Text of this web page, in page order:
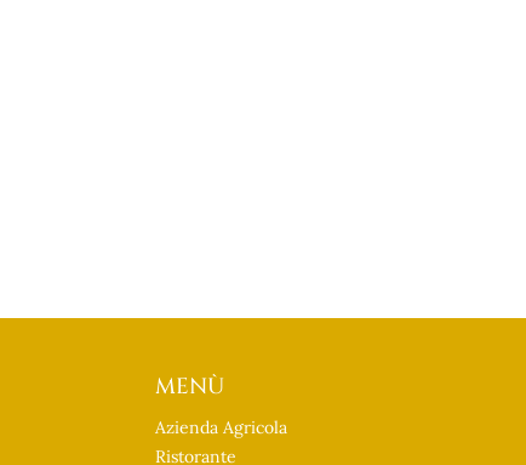
MENÙ
Azienda Agricola
Ristorante